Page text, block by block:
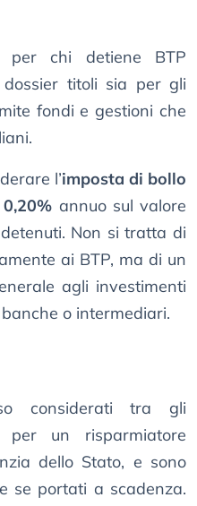
per chi detiene BTP
titoli sia per gli
fondi e gestioni che
l’imposta di bollo
annuo sul valore
Non si tratta di
ai BTP, ma di un
agli investimenti
o intermediari.
considerati tra gli
per un risparmiatore
dello Stato, e sono
se portati a scadenza.